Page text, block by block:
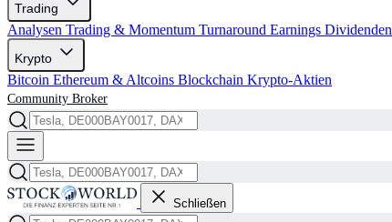
Trading
Analysen Trading & Momentum Turnaround Earnings Dividenden
Krypto
Bitcoin Ethereum & Altcoins Blockchain Krypto-Aktien
Community Broker
Schließen